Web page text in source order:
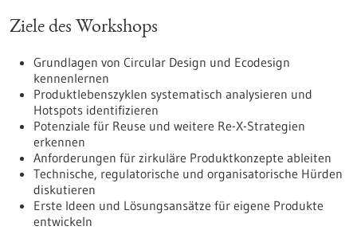
Ziele des Workshops
Grundlagen von Circular Design und Ecodesign
kennenlernen
Produktlebenszyklen systematisch analysieren und
Hotspots identifizieren
Potenziale für Reuse und weitere Re-X-Strategien
erkennen
Anforderungen für zirkuläre Produktkonzepte ableiten
Technische, regulatorische und organisatorische Hürden
diskutieren
Erste Ideen und Lösungsansätze für eigene Produkte
entwickeln